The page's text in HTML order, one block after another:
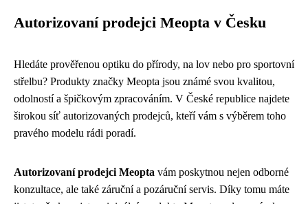
Autorizovaní prodejci Meopta v Česku
Hledáte prověřenou optiku do přírody, na lov nebo pro sportovní
střelbu? Produkty značky Meopta jsou známé svou kvalitou,
odolností a špičkovým zpracováním. V České republice najdete
širokou síť autorizovaných prodejců, kteří vám s výběrem toho
pravého modelu rádi poradí.
Autorizovaní prodejci Meopta vám poskytnou nejen odborné
konzultace, ale také záruční a pozáruční servis. Díky tomu máte